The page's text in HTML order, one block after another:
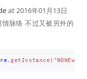
at 2016年01月13日
脉络 不过又被另外的
.getInstance (